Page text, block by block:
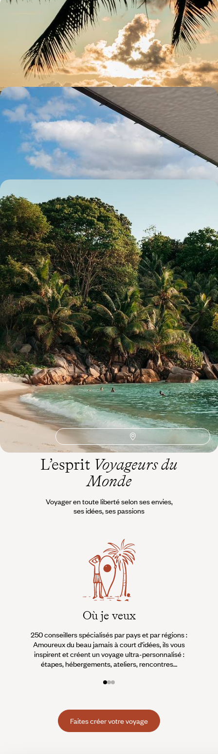
Les Seychelles en maisons familiales - Mahé et
Praslin, deux îles aux enfants
Le soleil, les palmiers inclinés, l'eau tiède à quelques pas : les
Seychelles, un rêve à partager en famille
13 jours, de 3600 à 4900 €
Dubaï et les Seychelles - À deux, en adresses
privilégiées
Un tête-à-tête, deux univers, du nouveau monde émirati aux plages
enjôleuses des Seychelles
10 jours, de 5400 à 7500 €
Île déserte et balcon sur l'océan - Aux Seychelles, le
luxe de la solitude
Après un atterrissage en douceur à Mahé, se retirer dans une adresse
exclusive de Praslin et déconnecter pour de bon
10 jours, de 6800 à 7900 €
1
Idées associées
Anse Lazio Praslin Océan Indien Observation Animaux
Iles
Ile paradisiaque
Ile déserte Mahé Ornithologie
Iles de rêve
Vélo
UNESCO 4x4 La Digue Ile Curieuse
Dubai
Autotour
Anse Source d'Argent
L’esprit Voyageurs du
Monde
Voyager en toute liberté selon ses envies,
ses idées, ses passions
Où je veux
250 conseillers spécialisés par pays et par régions :
Amoureux du beau jamais à court d’idées, ils vous
inspirent et créent un voyage ultra-personnalisé :
étapes, hébergements, ateliers, rencontres…
Faites créer votre voyage